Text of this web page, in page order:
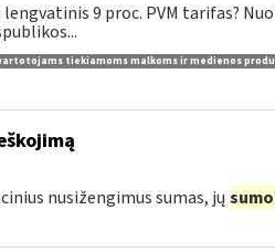
9 proc. PVM tarifas? Nuo
tiekiamoms malkoms ir medienos
nusižengimus sumas, jų